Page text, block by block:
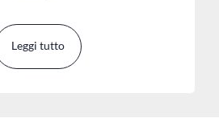
Leggi tutto